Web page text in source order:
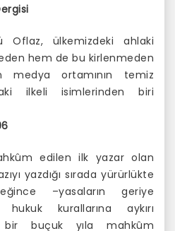
Oflaz, ülkemizdeki ahlaki
hem de bu kirlenmeden
ortamının temiz
ilkeli isimlerinden biri
edilen ilk yazar olan
yazdığı sırada yürürlükte
–yasaların geriye
kurallarına aykırı
bir buçuk yıla mahkûm